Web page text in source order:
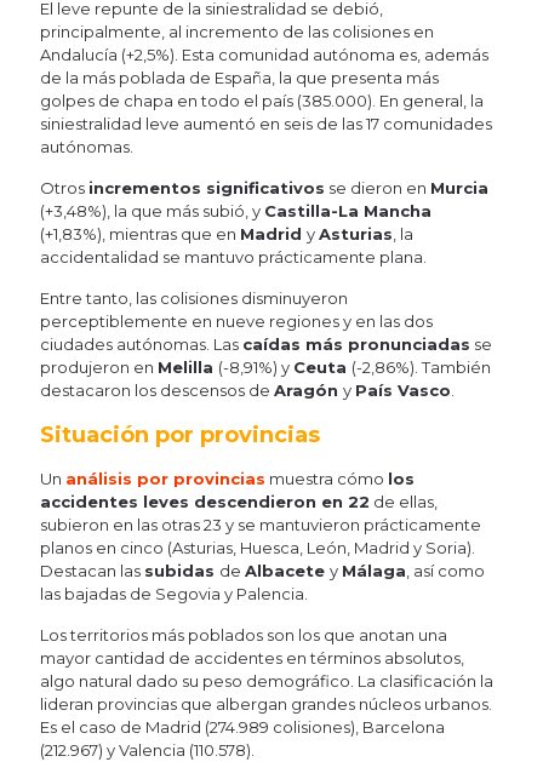
El leve repunte de la siniestralidad se debió,
principalmente, al incremento de las colisiones en
Andalucía (+2,5%). Esta comunidad autónoma es, además
de la más poblada de España, la que presenta más
golpes de chapa en todo el país (385.000). En general, la
siniestralidad leve aumentó en seis de las 17 comunidades
autónomas.
Otros incrementos significativos se dieron en Murcia
(+3,48%), la que más subió, y Castilla-La Mancha
(+1,83%), mientras que en Madrid yAsturias , la
accidentalidad se mantuvo prácticamente plana.
Entre tanto, las colisiones disminuyeron
perceptiblemente en nueve regiones y en las dos
ciudades autónomas. Las caídas más pronunciadas se
produjeron en Melilla (-8,91%) y Ceuta (-2,86%). También
destacaron los descensos de Aragón y País Vasco
Situación por provincias
Un análisis por provincias muestra cómo los
accidentes leves descendieron en 22 de ellas,
subieron en las otras 23 y se mantuvieron prácticamente
planos en cinco (Asturias, Huesca, León, Madrid y Soria).
Destacan las subidas de Albacete y Málaga , así como
las bajadas de Segovia y Palencia.
Los territorios más poblados son los que anotan una
mayor cantidad de accidentes en términos absolutos,
algo natural dado su peso demográfico. La clasificación la
lideran provincias que albergan grandes núcleos urbanos.
Es el caso de Madrid (274.989 colisiones), Barcelona
(212.967) y Valencia (110.578).